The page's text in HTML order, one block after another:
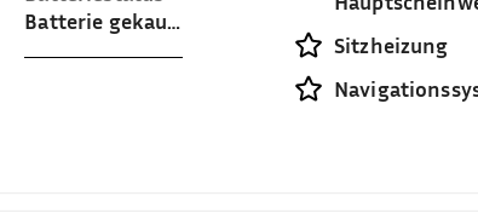
Batterie gekauft
Sitzheizung